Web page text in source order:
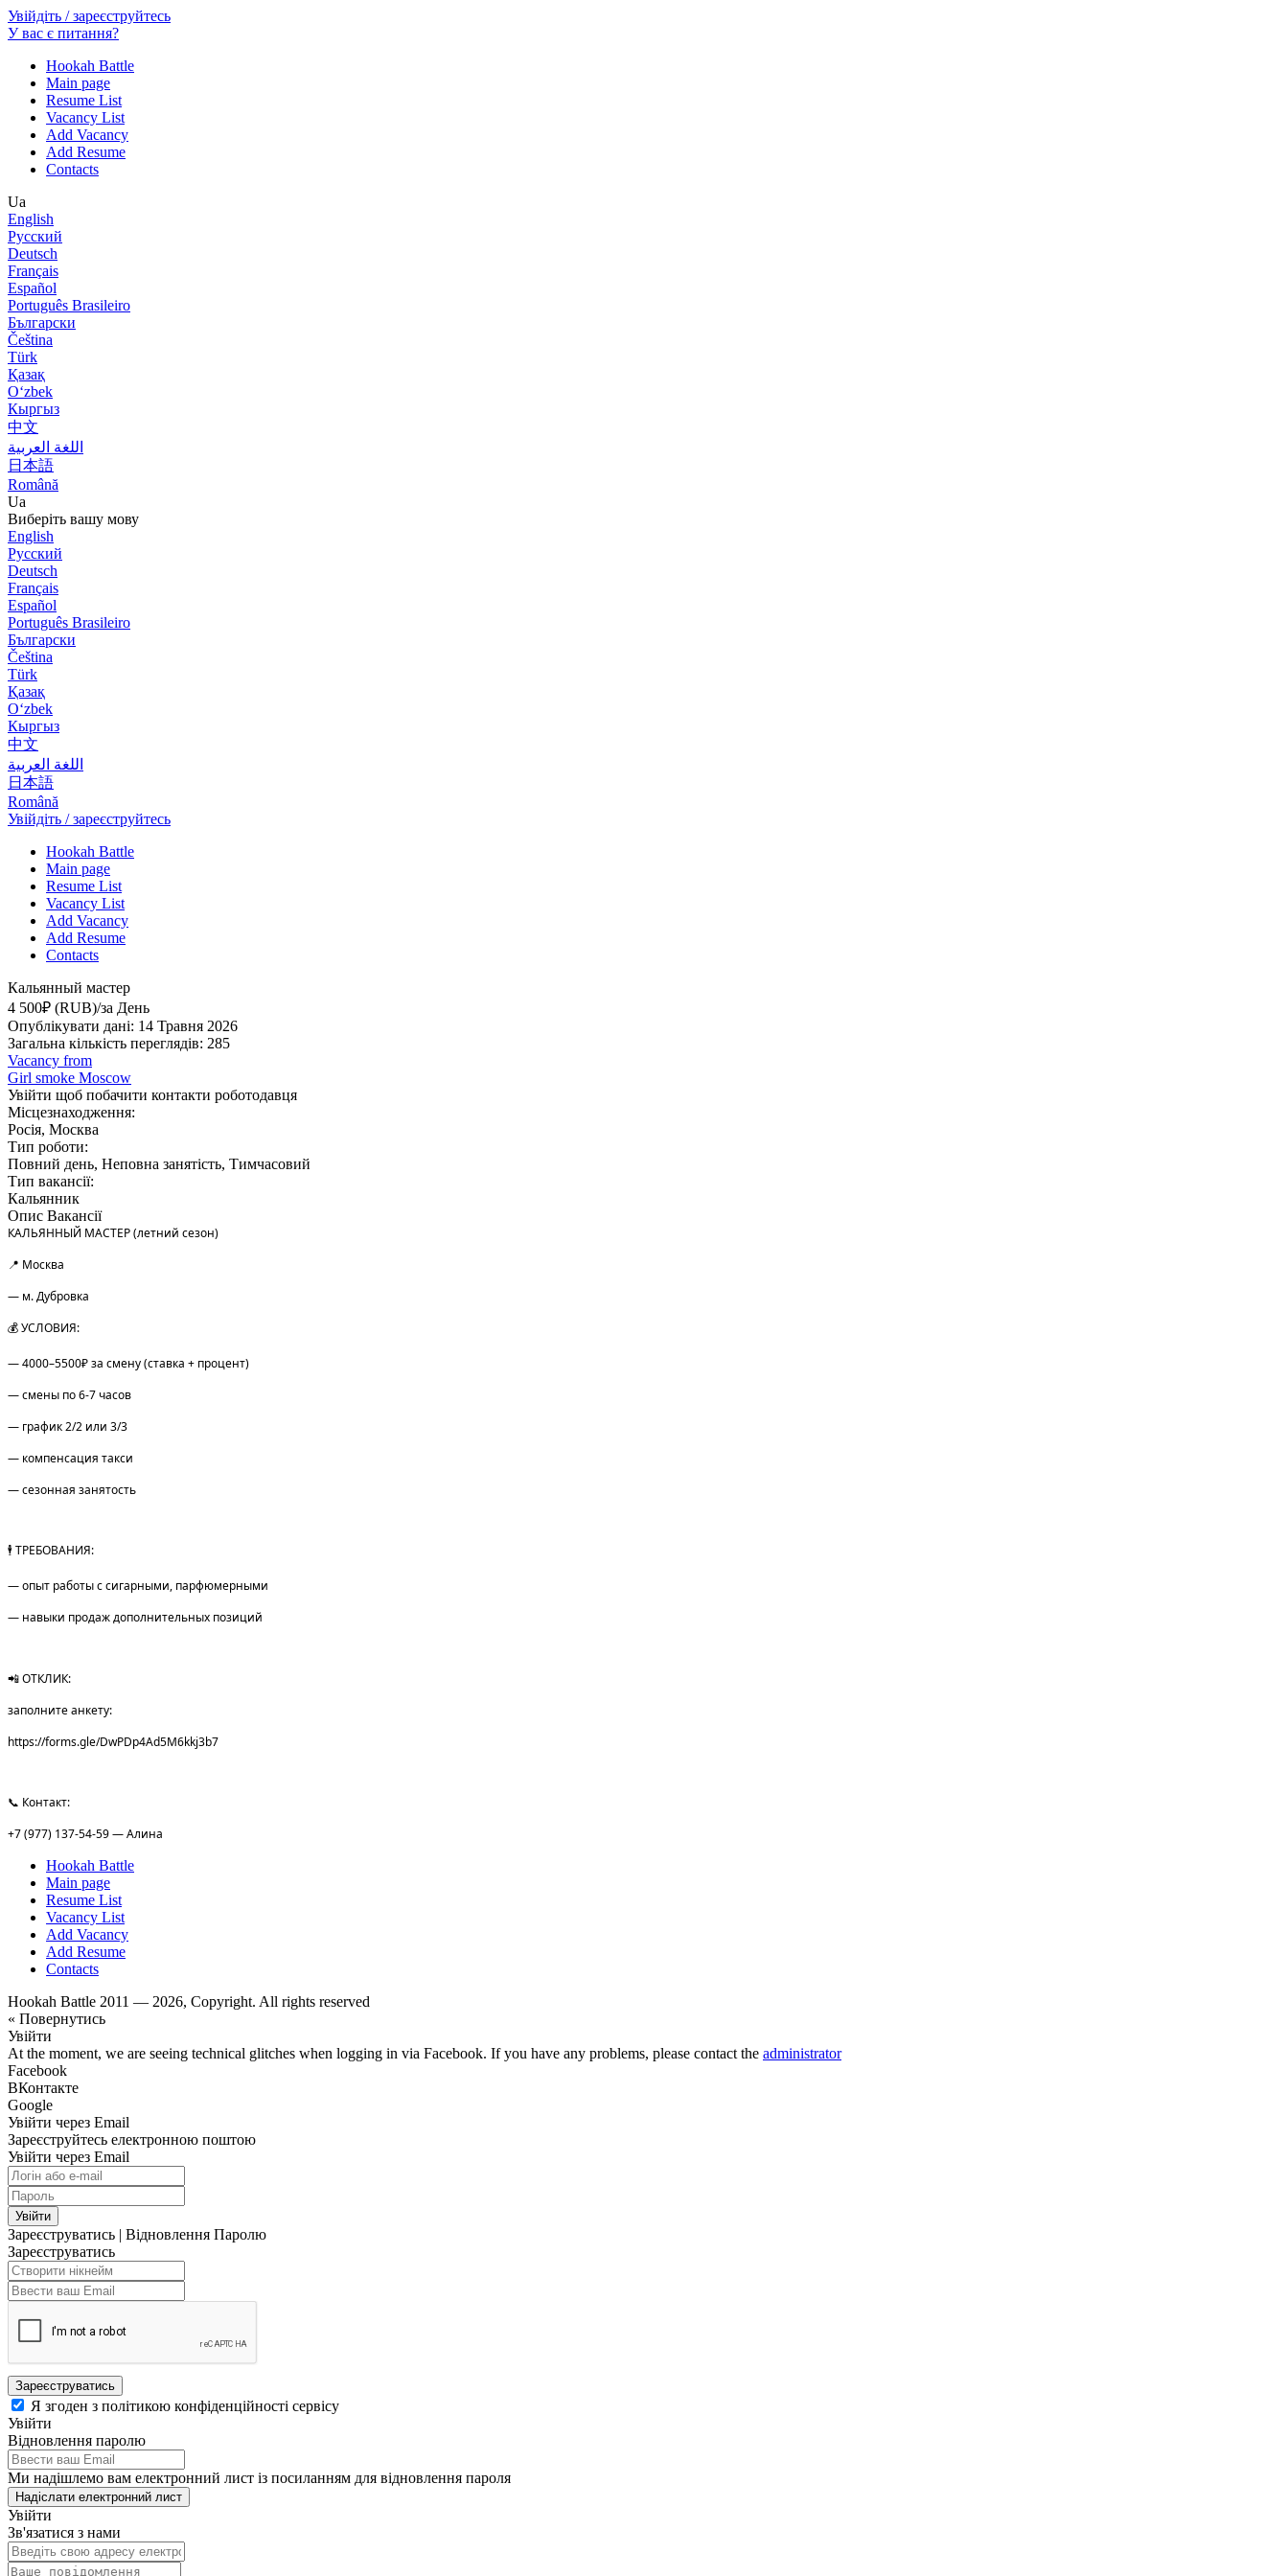
Увійдіть / зареєструйтесь
У вас є питання?
Hookah Battle
Main page
Resume List
Vacancy List
Add Vacancy
Add Resume
Contacts
Ua
English
Русский
Deutsch
Français
Español
Português Brasileiro
Български
Čeština
Türk
Қазақ
Оʻzbek
Кыргыз
中文
اللغة العربية
日本語
Română
Ua
Виберіть вашу мову
English
Русский
Deutsch
Français
Español
Português Brasileiro
Български
Čeština
Türk
Қазақ
Оʻzbek
Кыргыз
中文
اللغة العربية
日本語
Română
Увійдіть / зареєструйтесь
Hookah Battle
Main page
Resume List
Vacancy List
Add Vacancy
Add Resume
Contacts
Кальянный мастер
4 500₽ (RUB)/за День
Опублікувати дані: 14 Травня 2026
Загальна кількість переглядів: 285
Vacancy from
Girl smoke Moscow
Увійти щоб побачити контакти роботодавця
Місцезнаходження:
Росiя, Москва
Тип роботи:
Повний день, Неповна занятість, Тимчасовий
Тип вакансії:
Кальянник
Опис Вакансії
КАЛЬЯННЫЙ МАСТЕР (летний сезон)
📍 Москва
— м. Дубровка
💰 УСЛОВИЯ:
— 4000–5500₽ за смену (ставка + процент)
— смены по 6-7 часов
— график 2/2 или 3/3
— компенсация такси
— сезонная занятость
🕴️ ТРЕБОВАНИЯ:
— опыт работы с сигарными, парфюмерными
— навыки продаж дополнительных позиций
📲 ОТКЛИК:
заполните анкету:
https://forms.gle/DwPDp4Ad5M6kkj3b7
📞 Контакт:
+7 (977) 137-54-59 — Алина
Hookah Battle
Main page
Resume List
Vacancy List
Add Vacancy
Add Resume
Contacts
Hookah Battle 2011 — 2026, Copyright. All rights reserved
« Повернутись
Увійти
At the moment, we are seeing technical glitches when logging in via Facebook. If you have any problems, please contact the administrator
Facebook
ВКонтакте
Google
Увійти через Email
Зареєструйтесь електронною поштою
Увійти через Email
Увійти
Зареєструватись | Відновлення Паролю
Зареєструватись
Зареєструватись
Я згоден з політикою конфіденційності сервісу
Увійти
Відновлення паролю
Ми надішлемо вам електронний лист із посиланням для відновлення пароля
Надіслати електронний лист
Увійти
Зв'язатися з нами